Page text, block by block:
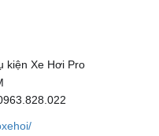
kiện Xe Hơi Pro